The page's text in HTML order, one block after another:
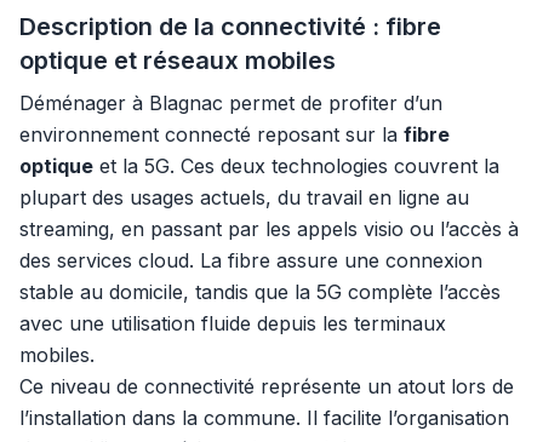
Description de la connectivité : fibre
optique et réseaux mobiles
Déménager à Blagnac permet de profiter d’un
environnement connecté reposant sur la fibre
optique et la 5G. Ces deux technologies couvrent la
plupart des usages actuels, du travail en ligne au
streaming, en passant par les appels visio ou l’accès à
des services cloud. La fibre assure une connexion
stable au domicile, tandis que la 5G complète l’accès
avec une utilisation fluide depuis les terminaux
mobiles.
Ce niveau de connectivité représente un atout lors de
l’installation dans la commune. Il facilite l’organisation